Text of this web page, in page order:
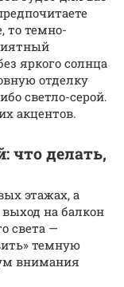
то темно-
яркого солнца
отделку
светло-серой.
акцентов.
что делать,
этажах, а
на балкон
света —
темную
внимания